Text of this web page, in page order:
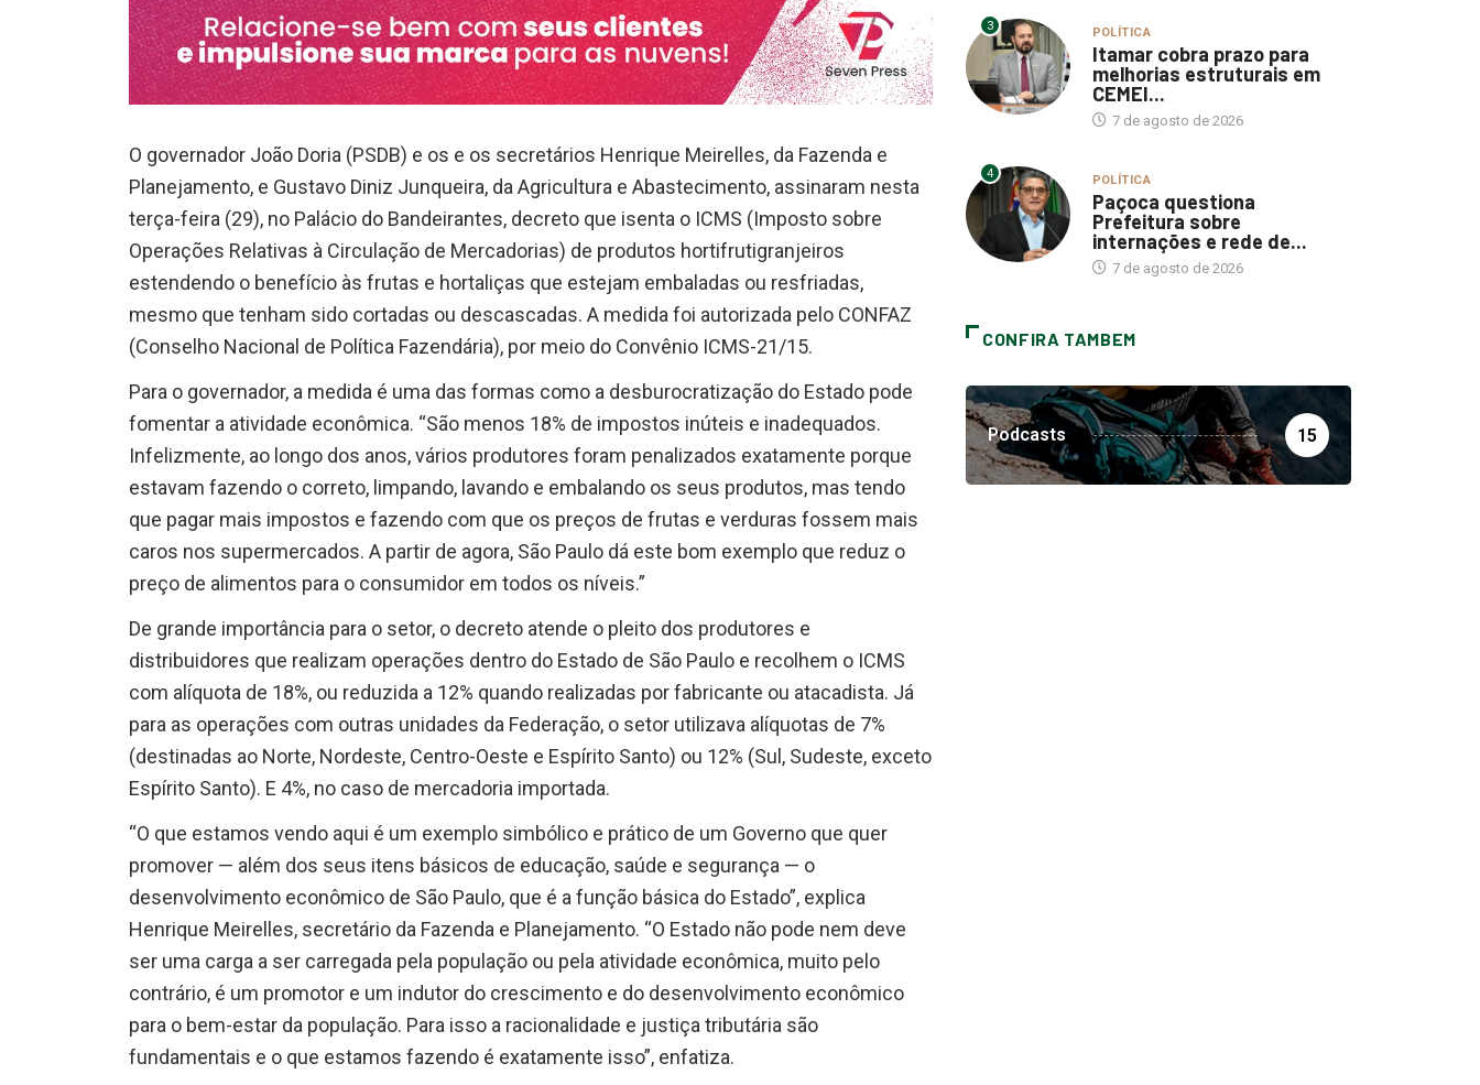
O governador João Doria (PSDB) e os e os secretários Henrique Meirelles, da Fazenda e
Planejamento, e Gustavo Diniz Junqueira, da Agricultura e Abastecimento, assinaram nesta
terça-feira (29), no Palácio do Bandeirantes, decreto que isenta o ICMS (Imposto sobre
Operações Relativas à Circulação de Mercadorias) de produtos hortifrutigranjeiros
estendendo o benefício às frutas e hortaliças que estejam embaladas ou resfriadas,
mesmo que tenham sido cortadas ou descascadas. A medida foi autorizada pelo CONFAZ
(Conselho Nacional de Política Fazendária), por meio do Convênio ICMS-21/15.
Para o governador, a medida é uma das formas como a desburocratização do Estado pode
fomentar a atividade econômica. “São menos 18% de impostos inúteis e inadequados.
Infelizmente, ao longo dos anos, vários produtores foram penalizados exatamente porque
estavam fazendo o correto, limpando, lavando e embalando os seus produtos, mas tendo
que pagar mais impostos e fazendo com que os preços de frutas e verduras fossem mais
caros nos supermercados. A partir de agora, São Paulo dá este bom exemplo que reduz o
preço de alimentos para o consumidor em todos os níveis.”
De grande importância para o setor, o decreto atende o pleito dos produtores e
distribuidores que realizam operações dentro do Estado de São Paulo e recolhem o ICMS
com alíquota de 18%, ou reduzida a 12% quando realizadas por fabricante ou atacadista. Já
para as operações com outras unidades da Federação, o setor utilizava alíquotas de 7%
(destinadas ao Norte, Nordeste, Centro-Oeste e Espírito Santo) ou 12% (Sul, Sudeste, exceto
Espírito Santo). E 4%, no caso de mercadoria importada.
“O que estamos vendo aqui é um exemplo simbólico e prático de um Governo que quer
promover — além dos seus itens básicos de educação, saúde e segurança — o
desenvolvimento econômico de São Paulo, que é a função básica do Estado”, explica
Henrique Meirelles, secretário da Fazenda e Planejamento. “O Estado não pode nem deve
ser uma carga a ser carregada pela população ou pela atividade econômica, muito pelo
contrário, é um promotor e um indutor do crescimento e do desenvolvimento econômico
para o bem-estar da população. Para isso a racionalidade e justiça tributária são
fundamentais e o que estamos fazendo é exatamente isso”, enfatiza.
3 POLÍTICA
Itamar cobra prazo para
melhorias estruturais em
CEMEI...
7 de agosto de 2026
4 POLÍTICA
Paçoca questiona
Prefeitura sobre
internações e rede de...
7 de agosto de 2026
CONFIRA TAMBEM
Podcasts 15